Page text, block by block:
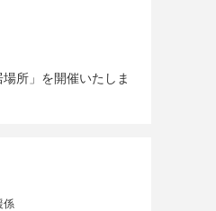
所」を開催いたしま
係